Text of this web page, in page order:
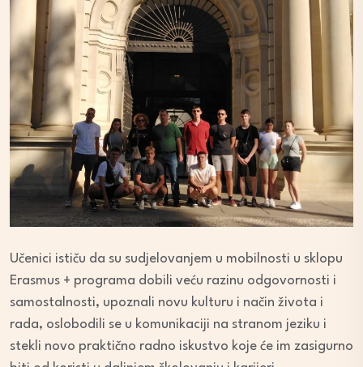
Učenici ističu da su sudjelovanjem u mobilnosti u sklopu
Erasmus + programa dobili veću razinu odgovornosti i
samostalnosti, upoznali novu kulturu i način života i
rada, oslobodili se u komunikaciji na stranom jeziku i
stekli novo praktično radno iskustvo koje će im zasigurno